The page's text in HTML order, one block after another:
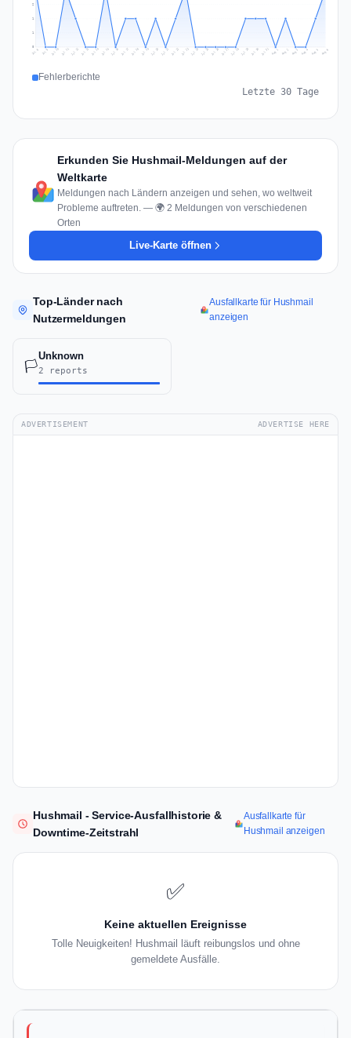
1
1
2
Jul 8 Jul 9 Jul 10 Jul 11 Jul 12 Jul 13 Jul 14 Jul 15 Jul 16 Jul 17 Jul 18 Jul 19 Jul 20 Jul 21 Jul 22 Jul 23 Jul 24 Jul 25 Jul 26 Jul 27 Jul 28 Jul 29 Jul 30 Jul 31 Aug 1 Aug 2 Aug 3 Aug 4 Aug 5 Aug 6
Fehlerberichte
Letzte 30 Tage
Erkunden Sie Hushmail-Meldungen auf der
Weltkarte
Meldungen nach Ländern anzeigen und sehen, wo weltweit
Probleme auftreten. — 🌍 2 Meldungen von verschiedenen
Orten
Live-Karte öffnen
Top-Länder nach
Nutzermeldungen
Ausfallkarte für Hushmail
anzeigen
🏳️
Unknown
2 reports
ADVERTISEMENT ADVERTISE HERE
Hushmail - Service-Ausfallhistorie &
Downtime-Zeitstrahl
Ausfallkarte für
Hushmail anzeigen
✅
Keine aktuellen Ereignisse
Tolle Neuigkeiten! Hushmail läuft reibungslos und ohne
gemeldete Ausfälle.